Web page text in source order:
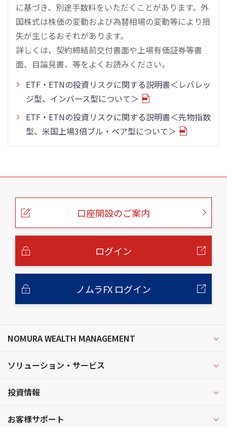
に基づき、別途手数料をいただくことがあります。外
国株式は株価の変動および為替相場の変動等により損
失が生じるおそれがあります。
詳しくは、契約締結前交付書面や上場有価証券等書
面、目論見書、等をよくお読みください。
ETF・ETNの投資リスクに関する説明書＜レバレッ
ジ型、インバース型について＞
ETF・ETNの投資リスクに関する説明書＜先物指数
型、米国上場3倍ブル・ベア型について＞
こ
口座開設のご案内
ログイン
ノムラFX ログイン
NOMURA WEALTH MANAGEMENT
ソリューション・サービス
投資情報
お客様サポート